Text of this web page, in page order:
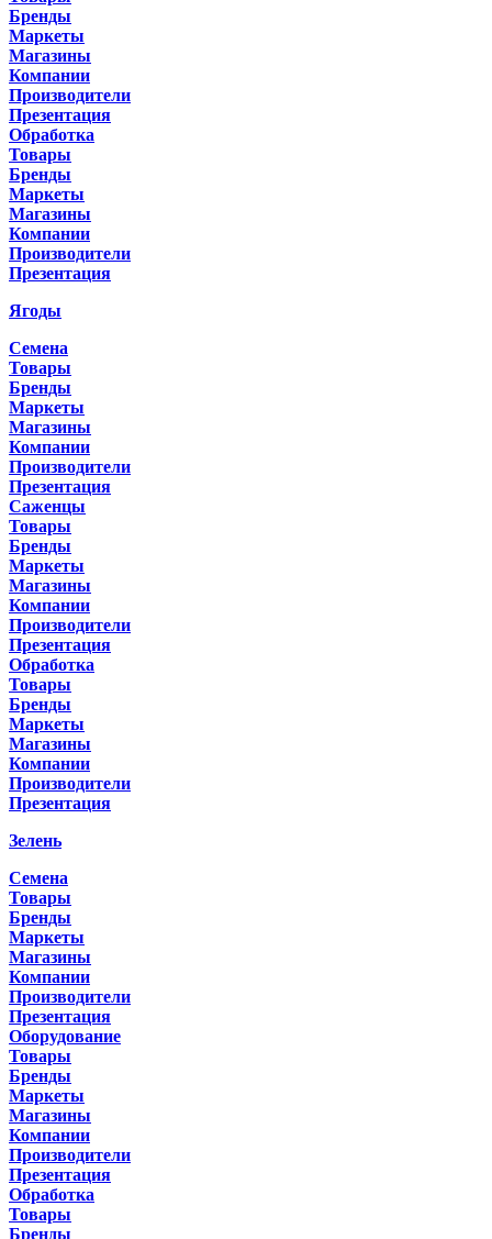
Бренды
Маркеты
Магазины
Компании
Производители
Презентация
Обработка
Товары
Бренды
Маркеты
Магазины
Компании
Производители
Презентация
Ягоды
Семена
Товары
Бренды
Маркеты
Магазины
Компании
Производители
Презентация
Саженцы
Товары
Бренды
Маркеты
Магазины
Компании
Производители
Презентация
Обработка
Товары
Бренды
Маркеты
Магазины
Компании
Производители
Презентация
Зелень
Семена
Товары
Бренды
Маркеты
Магазины
Компании
Производители
Презентация
Оборудование
Товары
Бренды
Маркеты
Магазины
Компании
Производители
Презентация
Обработка
Товары
Бренды